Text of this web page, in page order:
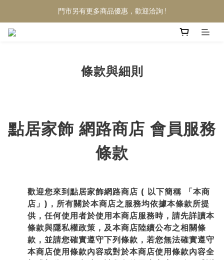
門市另有更多商品優惠，歡迎洽詢 !
條款與細則
點居家飾 網路商店 會員服務
條款
歡迎您來到點居家飾網路商店 ( 以下簡稱 「本商
店」)，所有關於本商店之服務均依據本條款所提
供，任何使用者於使用本商店服務時，請先詳讀本
條款與隱私權政策，及本商店陸續公布之相關條
款，並請您確實遵守下列條款，若您無法確實遵守
本商店使用條款內容或對於本商店使用條款內容全